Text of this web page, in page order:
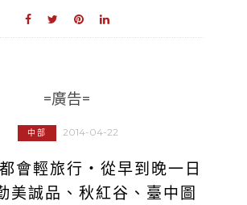
=廣告=
中部 2014-04-22
都會輕旅行‧從早到晚一日
美誠品、秋紅谷、臺中圖